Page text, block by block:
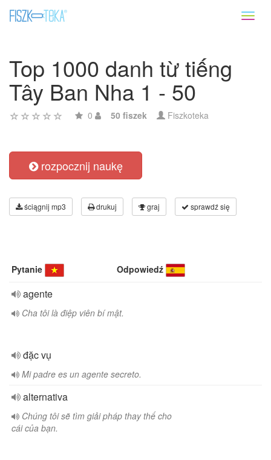
Top 1000 danh từ tiếng
Tây Ban Nha 1 - 50
0 50 fiszek Fiszkoteka
rozpocznij naukę
ściągnij mp3 drukuj graj sprawdź się
Pytanie Odpowiedź
agente
Cha tôi là điệp viên bí mật.
đặc vụ
Mi padre es un agente secreto.
alternativa
Chúng tôi sẽ tìm giải pháp thay thế cho
cái của bạn.